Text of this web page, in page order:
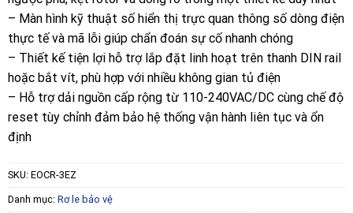
– Màn hình kỹ thuật số hiển thị trực quan thông số dòng điện
thực tế và mã lỗi giúp chẩn đoán sự cố nhanh chóng
– Thiết kế tiện lợi hỗ trợ lắp đặt linh hoạt trên thanh DIN rail
hoặc bắt vít, phù hợp với nhiều không gian tủ điện
– Hỗ trợ dải nguồn cấp rộng từ 110-240VAC/DC cùng chế độ
reset tùy chỉnh đảm bảo hệ thống vận hành liên tục và ổn
định
SKU: EOCR-3EZ
Danh mục: Rơ le bảo vệ